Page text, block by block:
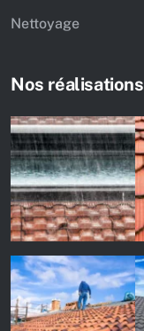
Nettoyage
Nos réalisations